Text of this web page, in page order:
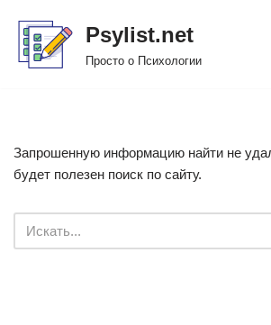
Перейти
Psylist.net
Просто о Психологии
Запрошенную информацию найти не
будет полезен поиск по сайту.